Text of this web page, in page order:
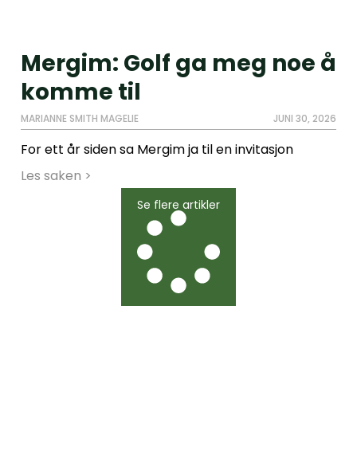
Mergim: Golf ga meg noe å
komme til
MARIANNE SMITH MAGELIE JUNI 30, 2026
For ett år siden sa Mergim ja til en invitasjon
Les saken >
Se flere artikler